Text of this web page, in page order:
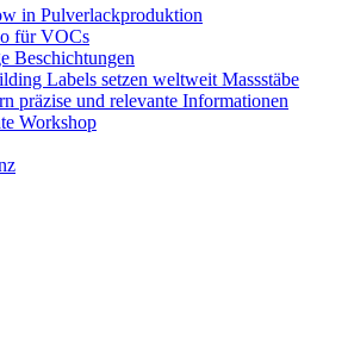
in Pulverlackproduktion
für VOCs
Beschichtungen
Labels setzen weltweit Massstäbe
präzise und relevante Informationen
Workshop